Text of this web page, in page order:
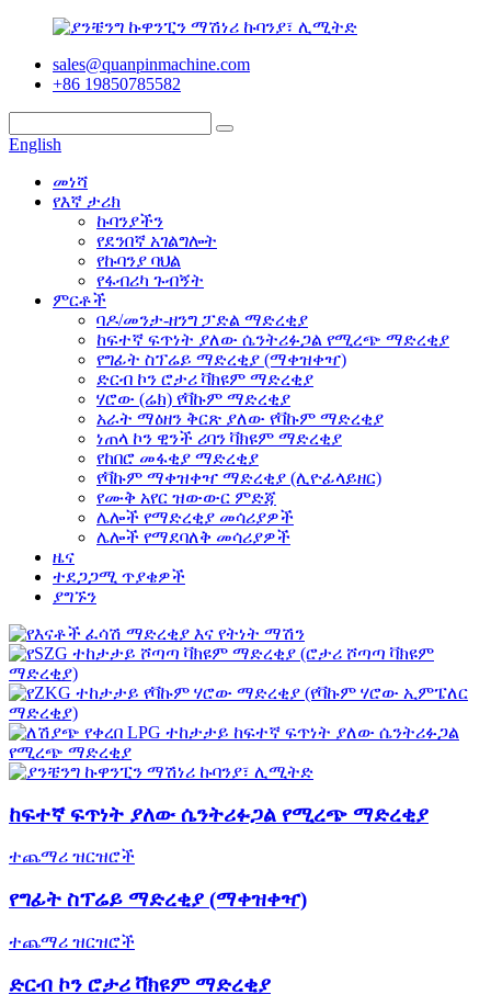
sales@quanpinmachine.com
+86 19850785582
English
መነሻ
የእኛ ታሪክ
ኩባንያችን
የደንበኛ አገልግሎት
የኩባንያ ባህል
የፋብሪካ ጉብኝት
ምርቶች
ባዶ/መንታ-ዘንግ ፓድል ማድረቂያ
ከፍተኛ ፍጥነት ያለው ሴንትሪፉጋል የሚረጭ ማድረቂያ
የግፊት ስፕሬይ ማድረቂያ (ማቀዝቀዣ)
ድርብ ኮን ሮታሪ ቫክዩም ማድረቂያ
ሃሮው (ሬክ) የቫኩም ማድረቂያ
አራት ማዕዘን ቅርጽ ያለው የቫኩም ማድረቂያ
ነጠላ ኮን ዊንች ሪባን ቫክዩም ማድረቂያ
የከበሮ መፋቂያ ማድረቂያ
የቫኩም ማቀዝቀዣ ማድረቂያ (ሊዮፊላይዘር)
የሙቅ አየር ዝውውር ምድጃ
ሌሎች የማድረቂያ መሳሪያዎች
ሌሎች የማደባለቅ መሳሪያዎች
ዜና
ተደጋጋሚ ጥያቄዎች
ያግኙን
ከፍተኛ ፍጥነት ያለው ሴንትሪፉጋል የሚረጭ ማድረቂያ
ተጨማሪ ዝርዝሮች
የግፊት ስፕሬይ ማድረቂያ (ማቀዝቀዣ)
ተጨማሪ ዝርዝሮች
ድርብ ኮን ሮታሪ ቫክዩም ማድረቂያ